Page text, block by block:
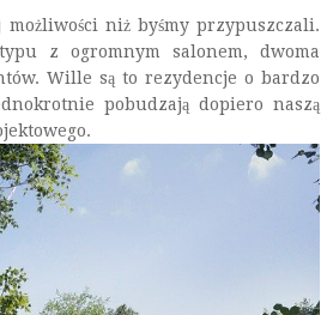
możliwości niż byśmy przypuszczali.
z ogromnym salonem, dwoma
Wille są to rezydencje o bardzo
pobudzają dopiero naszą